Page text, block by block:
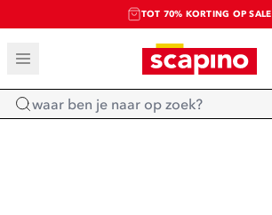
TOT 70% KORTING OP SALE
SALE: LAATSTE KANS!
SHOP NIEUW
Home